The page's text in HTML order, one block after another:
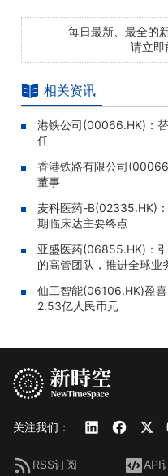
每日最新、最全的
请立即
相关资讯
港铁公司(00066.HK)：
任
香港铁路有限公司
董事
麦科医药-B(02335.HK)
期临床达主要终点
亚盛医药(06855.HK)：
的高管团队，推进全球业
仙工智能(06106.HK)盈
2.53亿人民币元
关注我们：
RSS订阅 API